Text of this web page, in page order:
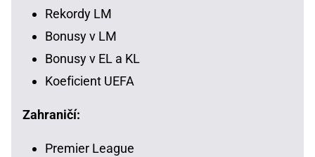
Rekordy LM
Bonusy v LM
Bonusy v EL a KL
Koeficient UEFA
Zahraničí:
Premier League